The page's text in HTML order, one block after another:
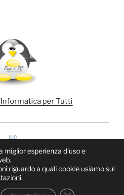
per Tutti
miglior esperienza d'uso e
riguardo a quali cookie usiamo sul
.